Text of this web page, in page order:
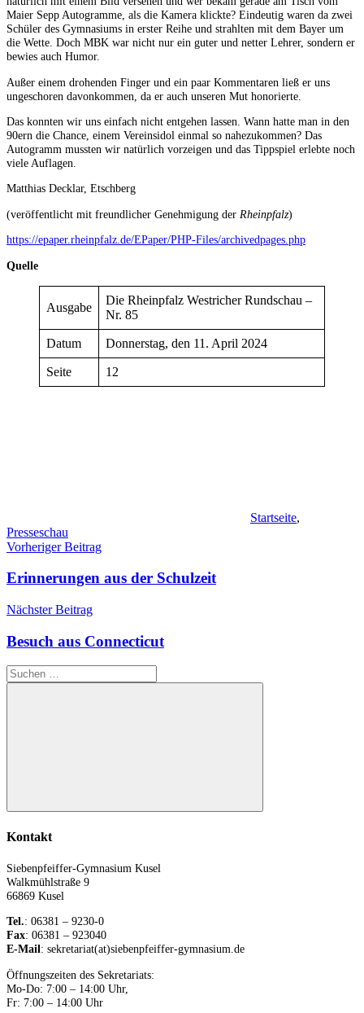
Maier Sepp Autogramme, als die Kamera klickte? Eindeutig waren da zwei
Schüler des Gymnasiums in erster Reihe und strahlten mit dem Bayer um
die Wette. Doch MBK war nicht nur ein guter und netter Lehrer, sondern er
bewies auch Humor.
Außer einem drohenden Finger und ein paar Kommentaren ließ er uns
ungeschoren davonkommen, da er auch unseren Mut honorierte.
Das konnten wir uns einfach nicht entgehen lassen. Wann hatte man in den
90ern die Chance, einem Vereinsidol einmal so nahezukommen? Das
Autogramm mussten wir natürlich vorzeigen und das Tippspiel erlebte noch
viele Auflagen.
Matthias Decklar, Etschberg
(veröffentlicht mit freundlicher Genehmigung der Rheinpfalz)
https://epaper.rheinpfalz.de/EPaper/PHP-Files/archivedpages.php
Quelle
Ausgabe
Die Rheinpfalz Westricher Rundschau –
Nr. 85
Datum Donnerstag, den 11. April 2024
Seite 12
Startseite,
Presseschau
Beitragsnavigation
Vorheriger Beitrag
Erinnerungen aus der Schulzeit
Nächster Beitrag
Besuch aus Connecticut
Suchen
nach:
Suchen
Kontakt
Siebenpfeiffer-Gymnasium Kusel
Walkmühlstraße 9
66869 Kusel
Tel.: 06381 – 9230-0
Fax: 06381 – 923040
E-Mail: sekretariat(at)siebenpfeiffer-gymnasium.de
Öffnungszeiten des Sekretariats:
Mo-Do: 7:00 – 14:00 Uhr,
Fr: 7:00 – 14:00 Uhr